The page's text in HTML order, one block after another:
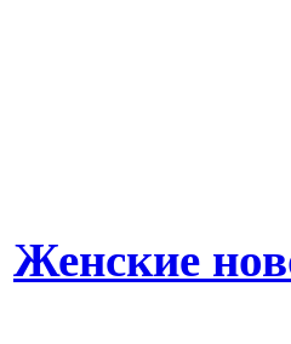
Женские